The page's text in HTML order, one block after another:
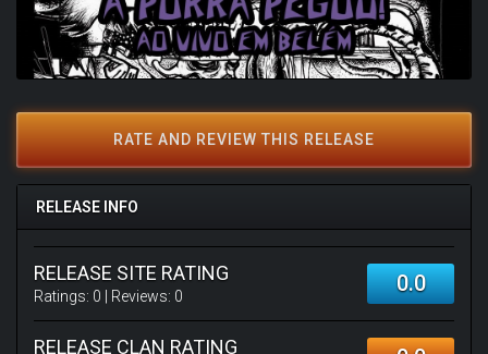
RATE AND REVIEW THIS RELEASE
RELEASE INFO
RELEASE SITE RATING
Ratings: 0 | Reviews: 0 0.0
RELEASE CLAN RATING